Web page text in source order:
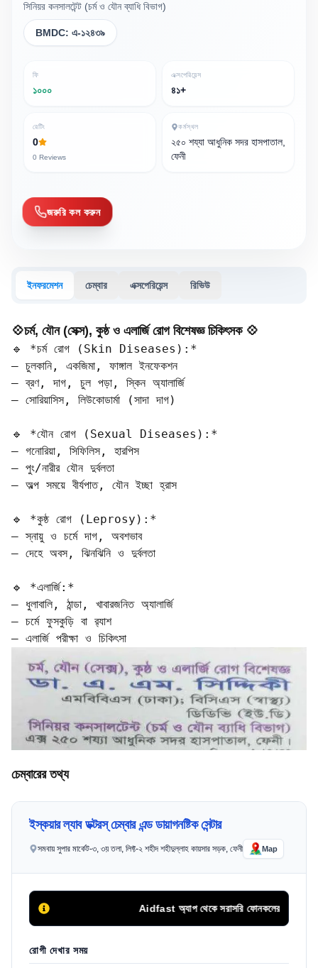
সিনিয়র কনসালটেন্ট (চর্ম ও যৌন ব্যাধি বিভাগ)
BMDC: এ-১২৪৩৯
ফি
১০০০
এক্সপেরিয়েন্স
৪১+
রেটিং
0
0 Reviews
কর্মস্থল
২৫০ শয্যা আধুনিক সদর হাসপাতাল,
ফেনী
জরুরি কল করুন
ইনফরমেশন চেম্বার এক্সপেরিয়েন্স রিভিউ
💠চর্ম, যৌন (সেক্স), কুষ্ঠ ও এলার্জি রোগ বিশেষজ্ঞ চিকিৎসক 💠
🔹 *চর্ম রোগ (Skin Diseases):*
– চুলকানি, একজিমা, ফাঙ্গাল ইনফেকশন
– ব্রণ, দাগ, চুল পড়া, স্কিন অ্যালার্জি
– সোরিয়াসিস, লিউকোডার্মা (সাদা দাগ)
🔹 *যৌন রোগ (Sexual Diseases):*
– গনোরিয়া, সিফিলিস, হারপিস
– পুং/নারীর যৌন দুর্বলতা
– অল্প সময়ে বীর্যপাত, যৌন ইচ্ছা হ্রাস
🔹 *কুষ্ঠ রোগ (Leprosy):*
– স্নায়ু ও চর্মে দাগ, অবশভাব
– দেহে অবস, ঝিনঝিনি ও দুর্বলতা
🔹 *এলার্জি:*
– ধুলাবালি, ঠান্ডা, খাবারজনিত অ্যালার্জি
– চর্মে ফুসকুড়ি বা র‍্যাশ
– এলার্জি পরীক্ষা ও চিকিৎসা
চেম্বারের তথ্য
ইস্কয়ার ল্যাব ডক্টরস্ চেম্বার এন্ড ডায়াগনষ্টিক সেন্টার
সমবায় সুপার মার্কেট-৩, ৩য় তলা, লিফ্ট-২ শহীদ শহীদুল্লাহ কায়সার সড়ক, ফেনী Map
Aidfast অ্যাপ থেকে সরাসরি ফোনকলের মাধ্যমে অথবা
রোগী দেখার সময়